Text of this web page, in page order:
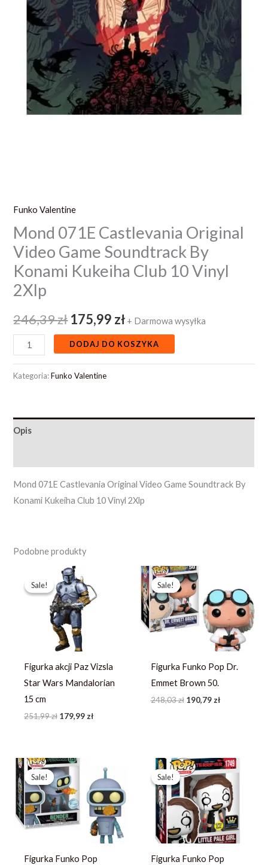
Funko Valentine
Mond 071E Castlevania Original
Video Game Soundtrack By
Konami Kukeiha Club 10 Vinyl
2Xlp
246,39zł 175,99 zł + Darmowa wysyłka
Vinyl
2Xlp
DODAJ DO KOSZYKA
Kategoria:Funko Valentine
Opis
Mond 071E Castlevania Original Video Game Soundtrack By
Konami Kukeiha Club 10 Vinyl 2Xlp
Podobne produkty
Sale!
Sale!
Figurka akcji Paz Vizsla
Star Wars Mandalorian
15 cm
251,99zł
Pierwotna
cena
wynosiła:
251,99 zł.
179,99 zł
wynosi:
179,99 zł.
Sale!
Sale!
Figurka Funko Pop Dr.
Emmet Brown 50.
248,03zł
Pierwotna
cena
wynosiła:
248,03 zł.
190,79 zł
wynosi:
190,79 zł.
Sale!
Sale!
Figurka Funko Pop
Pierwotna
cena
wynosiła:
253,49 zł.
cena
wynosi:
194,99 zł.
Sale!
Sale!
Figurka Funko Pop
Pierwotna
cena
wynosiła:
264,67 zł.
Aktualna
cena
wynosi:
203,59 zł.